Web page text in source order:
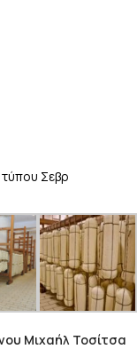
Σεβρ
Μιχαήλ Τοσίτσα